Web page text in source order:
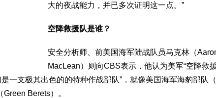
大的夜战能力，并已多次证明这一点。”
空降救援队是谁？
安全分析师、前美国海军陆战队员马克林（
MacLean）则向CBS表示，他认为美军“空降救
是一支极其出色的的特种作战部队”，就像美国海军海豹部队
Berets）。